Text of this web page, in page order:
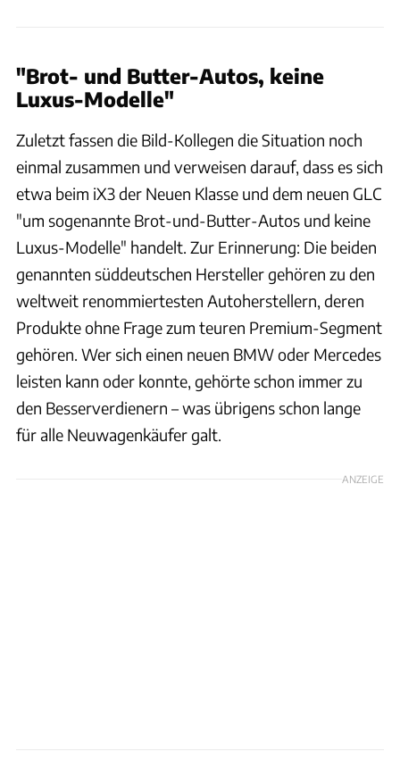
"Brot- und Butter-Autos, keine
Luxus-Modelle"
Zuletzt fassen die Bild-Kollegen die Situation noch
einmal zusammen und verweisen darauf, dass es sich
etwa beim iX3 der Neuen Klasse und dem neuen GLC
"um sogenannte Brot-und-Butter-Autos und keine
Luxus-Modelle" handelt. Zur Erinnerung: Die beiden
genannten süddeutschen Hersteller gehören zu den
weltweit renommiertesten Autoherstellern, deren
Produkte ohne Frage zum teuren Premium-Segment
gehören. Wer sich einen neuen BMW oder Mercedes
leisten kann oder konnte, gehörte schon immer zu
den Besserverdienern – was übrigens schon lange
für alle Neuwagenkäufer galt.
ANZEIGE